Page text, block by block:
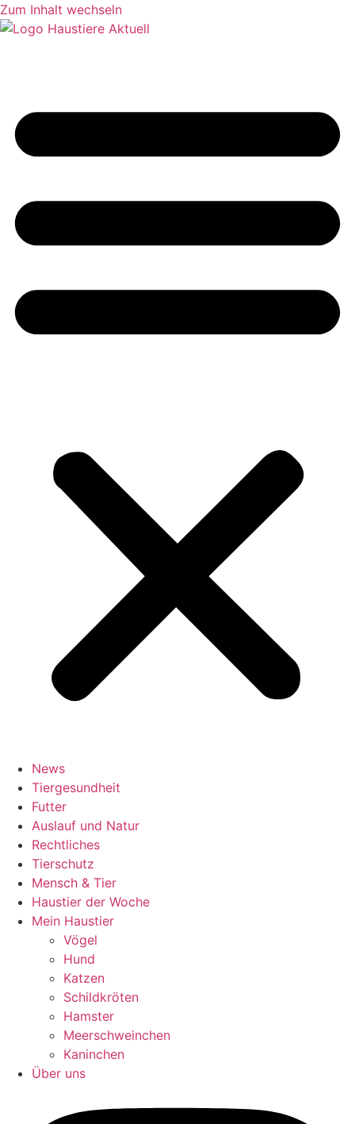
Zum Inhalt wechseln
News
Tiergesundheit
Futter
Auslauf und Natur
Rechtliches
Tierschutz
Mensch & Tier
Haustier der Woche
Mein Haustier
Vögel
Hund
Katzen
Schildkröten
Hamster
Meerschweinchen
Kaninchen
Über uns